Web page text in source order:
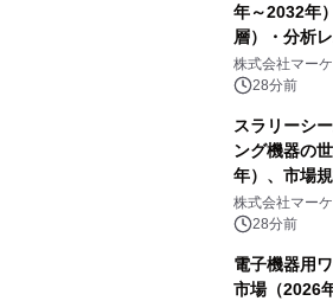
年～2032年
層）・分析
株式会社マー
28分前
スラリーシ
ング機器の
年）、市場
以下、骨材ホ
骨材ホッパ
株式会社マー
28分前
電子機器用
市場（2026